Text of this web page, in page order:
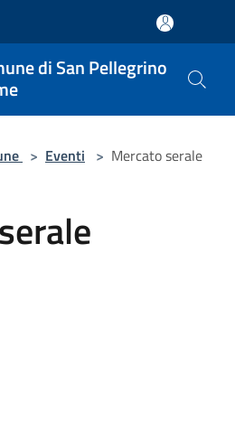
di San Pellegrino
> Eventi > Mercato serale